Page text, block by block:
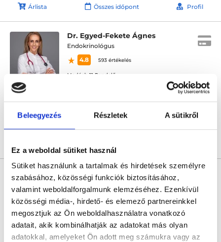
Beleegyezés Részletek A sütikről
Ez a weboldal sütiket használ
Sütiket használunk a tartalmak és hirdetések személyre
szabásához, közösségi funkciók biztosításához,
valamint weboldalforgalmunk elemzéséhez. Ezenkívül
közösségi média-, hirdető- és elemező partnereinkkel
megosztjuk az Ön weboldalhasználatra vonatkozó
adatait, akik kombinálhatják az adatokat más olyan
adatokkal, amelyeket Ön adott meg számukra vagy az
Árlista Összes időpont Profil
Dr. Egyed-Fekete Ágnes
Endokrinológus
4.8
593 értékelés
Madách 11 Rendelő
Budapest, VII. kerület, Madách Imre út 11.
* Szakorvos jelölt (rezidens): általános orvosi oklevéllel rendelkező
orvos, aki jogszabályok szerinti szakorvosi szakképesítés
megszerzésére irányuló képzésben vesz részt. Ezen orvosok által
önállóan nem végezhető szakmai tevékenységért teljes
felelősséggel tartozik és azt közvetlenül felügyeli az egészségügyi
szolgáltató szakorvosa az első részvizsgáig, utána pedig a
szakorvosjelölt önállóan láthat el feladatokat. A foglaljorvost.hu
felelősségét kizárja esetleges névazonosságért bármely szakorvos
és szakorvosjelölt esetén.